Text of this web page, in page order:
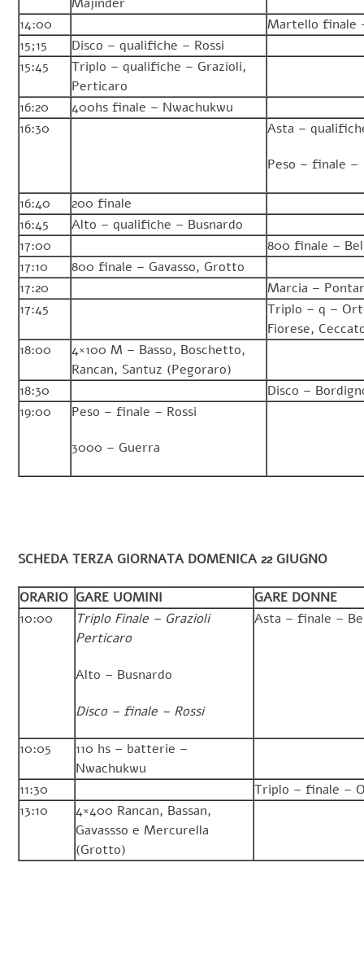
14:00
Martello finale
15;15
Disco – qualifiche – Rossi
15:45
Triplo – qualifiche – Grazioli,
Perticaro
16:20
400hs finale – Nwachukwu
16:30
Asta –
Peso – finale –
16:40
200 finale
16:45
Alto – qualifiche – Busnardo
17:00
800 finale –
17:10
800 finale – Gavasso, Grotto
17:20
Marcia –
17:45
Triplo – q –
Fiorese,
18:00
4×100 M – Basso, Boschetto,
Rancan, Santuz (Pegoraro)
18:30
Disco –
19:00
Peso – finale – Rossi
3000 – Guerra
SCHEDA TERZA GIORNATA DOMENICA 22 GIUGNO
ORARIO GARE UOMINI
GARE DONNE
10:00
Triplo Finale – Grazioli
Perticaro
Alto – Busnardo
Disco – finale – Rossi
Asta – finale –
10:05
110 hs – batterie –
Nwachukwu
11:30
Triplo – finale –
13:10
4×400 Rancan, Bassan,
Gavassso e Mercurella
(Grotto)